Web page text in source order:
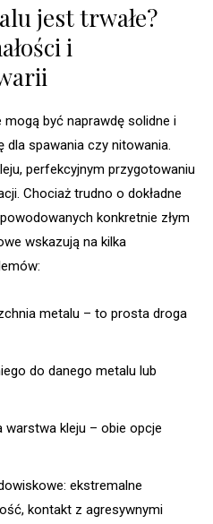
jest trwałe?
i
mogą być naprawdę solidne i
spawania czy nitowania.
perfekcyjnym przygotowaniu
Chociaż trudno o dokładne
konkretnie złym
wskazują na kilka
metalu – to prosta droga
do danego metalu lub
warstwa kleju – obie opcje
ekstremalne
kontakt z agresywnymi